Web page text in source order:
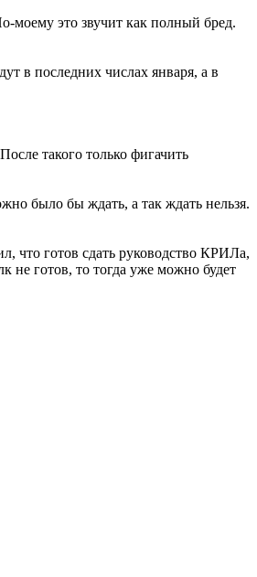
моему это звучит как полный бред.
в последних числах января, а в
такого только фигачить
было бы ждать, а так ждать нельзя.
что готов сдать руководство КРИЛа,
не готов, то тогда уже можно будет